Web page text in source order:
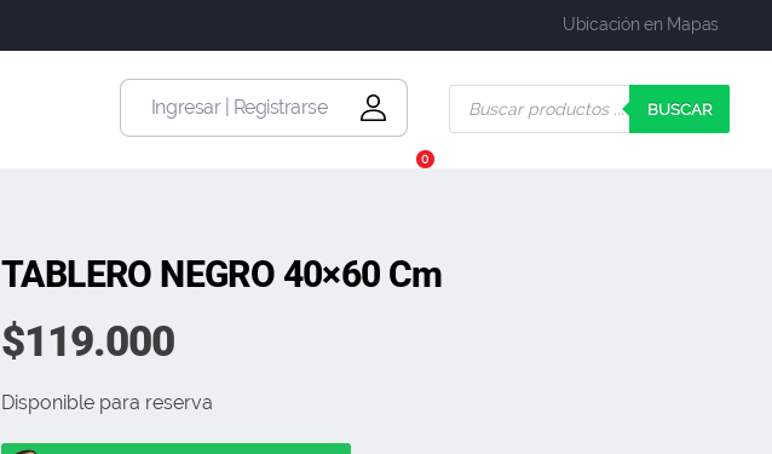
Ubicación en Mapas
Ingresar | Registrarse
0
BUSCAR
TABLERO NEGRO 40×60 Cm
$119.000
Disponible para reserva